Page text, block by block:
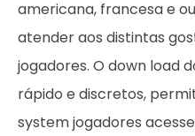
americana, francesa e
atender aos distintas
jogadores. O down load
rápido e discretos,
system jogadores